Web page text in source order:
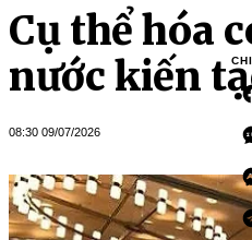
Cụ thể hóa
nước kiến
08:30 09/07/2026